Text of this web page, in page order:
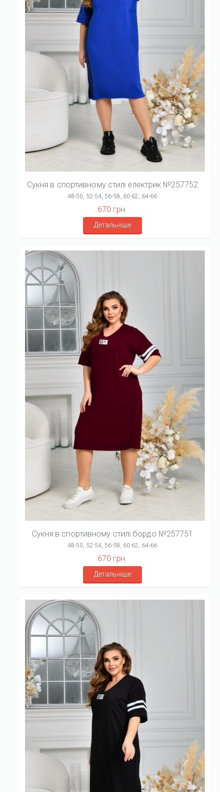
Сукня в спортивному стилі електрик №257752
48-50, 52-54, 56-58, 60-62, 64-66
670 грн.
Детальніше
Сукня в спортивному стилі бордо №257751
48-50, 52-54, 56-58, 60-62, 64-66
670 грн.
Детальніше